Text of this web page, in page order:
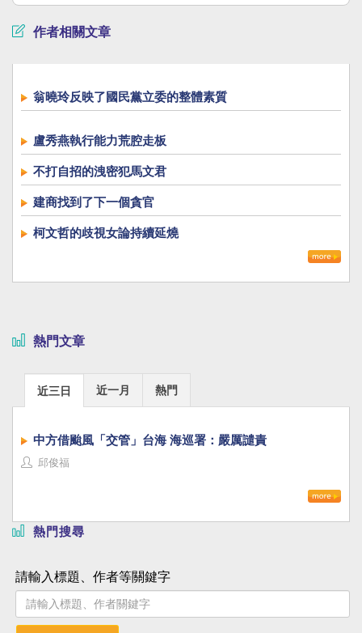
作者相關文章
翁曉玲反映了國民黨立委的整體素質
盧秀燕執行能力荒腔走板
不打自招的洩密犯馬文君
建商找到了下一個貪官
柯文哲的歧視女論持續延燒
熱門文章
近三日 近一月 熱門
中方借颱風「交管」台海 海巡署：嚴厲譴責
邱俊福
熱門搜尋
請輸入標題、作者等關鍵字